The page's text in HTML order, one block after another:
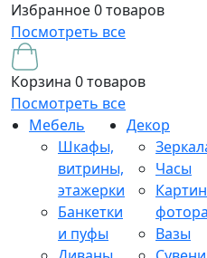
Избранное0 товаров
Посмотреть все
Корзина 0 товаров
Посмотреть все
Мебель
Шкафы,
витрины,
этажерки
Банкетки
и пуфы
Декор
Часы
Вазы